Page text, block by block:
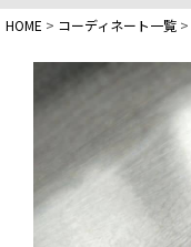
HOME コーディネート一覧